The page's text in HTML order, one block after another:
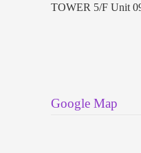
TOWER 5/F Unit
Google Map